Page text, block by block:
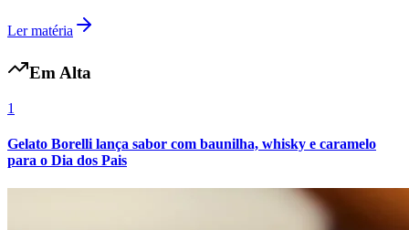
Ler matéria
Em Alta
1
Gelato Borelli lança sabor com baunilha, whisky e caramelo
para o Dia dos Pais